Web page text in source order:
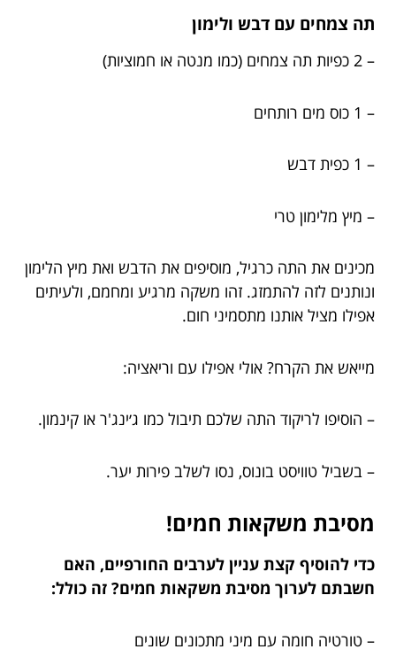
תה צמחים עם דבש ולימון
– 2 כפיות תה צמחים (כמו מנטה או חמוציות)
– 1 כוס מים רותחים
– 1 כפית דבש
– מיץ מלימון טרי
מכינים את התה כרגיל, מוסיפים את הדבש ואת מיץ הלימון
ונותנים לזה להתמזג. זהו משקה מרגיע ומחמם, ולעיתים
אפילו מציל אותנו מתסמיני חום.
מייאש את הקרח? אולי אפילו עם וריאציה:
– הוסיפו לריקוד התה שלכם תיבול כמו ג׳ינג'ר או קינמון.
– בשביל טוויסט בונוס, נסו לשלב פירות יער.
מסיבת משקאות חמים!
כדי להוסיף קצת עניין לערבים החורפיים, האם
חשבתם לערוך מסיבת משקאות חמים? זה כולל:
– טורטיה חומה עם מיני מתכונים שונים